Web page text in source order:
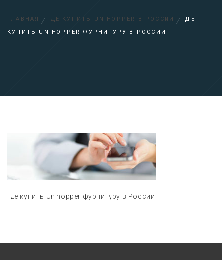
ГЛАВНАЯ ГДЕ КУПИТЬ UNIHOPPER В РОССИИ
ГДЕ
КУПИТЬ UNIHOPPER ФУРНИТУРУ В РОССИИ
Где купить Unihopper фурнитуру в России